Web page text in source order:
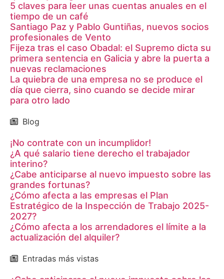
5 claves para leer unas cuentas anuales en el
tiempo de un café
Santiago Paz y Pablo Guntiñas, nuevos socios
profesionales de Vento
Fijeza tras el caso Obadal: el Supremo dicta su
primera sentencia en Galicia y abre la puerta a
nuevas reclamaciones
La quiebra de una empresa no se produce el
día que cierra, sino cuando se decide mirar
para otro lado
Blog
¡No contrate con un incumplidor!
¿A qué salario tiene derecho el trabajador
interino?
¿Cabe anticiparse al nuevo impuesto sobre las
grandes fortunas?
¿Cómo afecta a las empresas el Plan
Estratégico de la Inspección de Trabajo 2025-
2027?
¿Cómo afecta a los arrendadores el límite a la
actualización del alquiler?
Entradas más vistas